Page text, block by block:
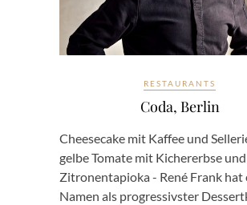
RESTAURANTS
Coda, Berlin
Cheesecake mit Kaffee und
gelbe Tomate mit Kichererbse und
Zitronentapioka - René Frank hat
Namen als progressivster